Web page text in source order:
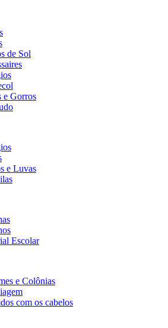
de Sol
e Gorros
e Luvas
Escolar
e Colônias
com os cabelos